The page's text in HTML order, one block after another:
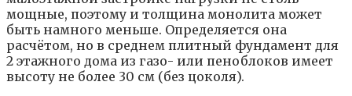
мощные, поэтому и толщина монолита может
быть намного меньше. Определяется она
расчётом, но в среднем плитный фундамент для
2 этажного дома из газо- или пеноблоков имеет
высоту не более 30 см (без цоколя).